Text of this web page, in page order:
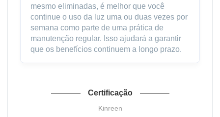
mesmo eliminadas, é melhor que você
continue o uso da luz uma ou duas vezes por
semana como parte de uma prática de
manutenção regular. Isso ajudará a garantir
que os benefícios continuem a longo prazo.
Certificação
Kinreen